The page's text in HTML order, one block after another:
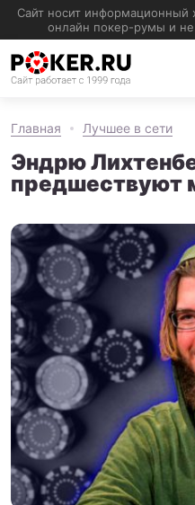
Главная Лучшее в сети
Эндрю
предшествуют